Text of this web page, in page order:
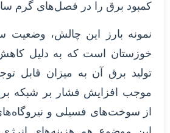
کمبود برق را در فصل‌های گرم
نمونه بارز این چالش، وضعیت
خوزستان است که به دلیل
تولید برق آن به میزان قابل
موجب افزایش فشار بر شبکه
از سوخت‌های فسیلی و